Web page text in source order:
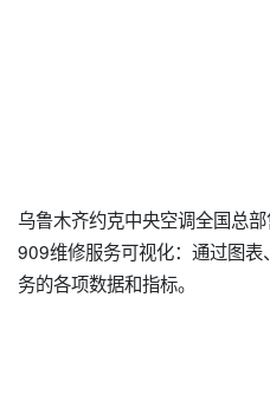
乌鲁木齐约克中央空调全国总
909维修服务可视化：通过图
务的各项数据和指标。